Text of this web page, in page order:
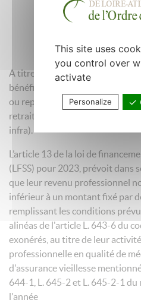
A titre liminaire les dispositions
bénéficient aux médecins qui
ou reprennent une activité
retraite et répondant aux
infra).
L’article 13 de la loi de
(LFSS) pour 2023, prévoit dans
que leur revenu professionnel
inférieur à un montant fixé par
remplissant les conditions
alinéas de l'article L. 643-6 du
exonérés, au titre de leur activité
professionnelle en qualité de
d'assurance vieillesse
644-1, L. 645-2 et L. 645-2-1 du
l'année
This site uses
you control over
activate
Personalize